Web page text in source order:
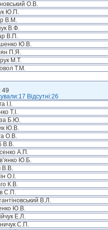
О.В.
Ю.П.
В.М.
В.Ф.
В.П.
Ю.В.
П.Я.
М.Т.
Т.М.
49
Відсутні:26
І.І.
Т.І.
Б.Ю.
Ю.В.
О.В.
В.В.
А.П.
Ю.Б.
В.В.
О.І.
К.В.
С.П.
В.Л.
Ю.В.
Е.Л.
С.П.